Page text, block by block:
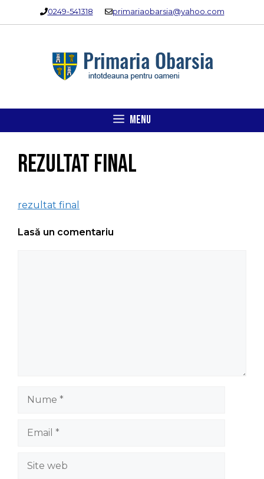
0249-541318 primariaobarsia@yahoo.com
MENU
rezultat final
rezultat final
Lasă un comentariu
Site
web